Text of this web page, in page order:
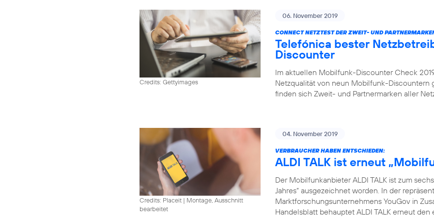
Credits: Gettyimages
06. November 2019
CONNECT NETZTEST DER ZWEIT- UND
Telefónica bester
Discounter
Im aktuellen Mobilfunk-Discounter Check
Netzqualität von neun Mobilfunk-Discountern
finden sich Zweit- und Partnermarken aller
Credits: Placeit | Montage, Ausschnitt
bearbeitet
04. November 2019
VERBRAUCHER HABEN ENTSCHIEDEN:
ALDI TALK ist erneut
Der Mobilfunkanbieter ALDI TALK ist zum
Jahres“ ausgezeichnet worden. In der
Marktforschungsunternehmens YouGov in
Handelsblatt behauptet ALDI TALK erneut